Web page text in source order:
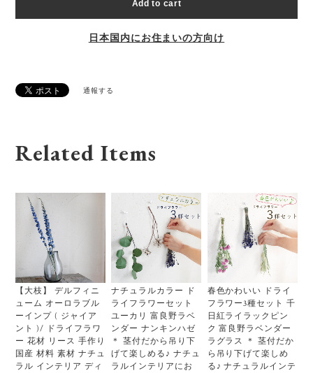
Add to cart
日本国内にお住まいの方向け
通報する
Related Items
【大枝】 デルフィニ
ューム オーロラブル
ーインプ ( ジャイア
ント )/ ドライフラワ
ー 花材 リース 手作り
国産 材料 素材 ナチュ
ラル インテリア ディ
ナチュラルカラー ド
ライフラワーセット
ユーカリ 富良野ラベ
ンダー ナンキンハゼ
＊ 茎付だから吊り下
げて楽しめる♪ ナチュ
ラルインテリアにお
春色かわいい ドライ
フラワー3種セット 千
日紅ライラックピン
ク 富良野ラベンダー
ラグラス ＊ 茎付だか
ら吊り下げて楽しめ
る♪ ナチュラルインテ